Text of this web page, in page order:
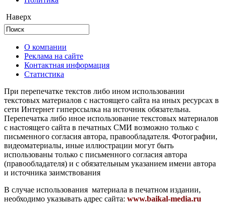
Наверх
О компании
Реклама на сайте
Контактная информация
Статистика
При перепечатке текстов либо ином использовании
текстовых материалов с настоящего сайта на иных ресурсах в
сети Интернет гиперссылка на источник обязательна.
Перепечатка либо иное использование текстовых материалов
с настоящего сайта в печатных СМИ возможно только с
письменного согласия автора, правообладателя. Фотографии,
видеоматериалы, иные иллюстрации могут быть
использованы только с письменного согласия автора
(правообладателя) и с обязательным указанием имени автора
и источника заимствования
В случае использования материала в печатном издании,
необходимо указывать адрес сайта: www.baikal-media.ru